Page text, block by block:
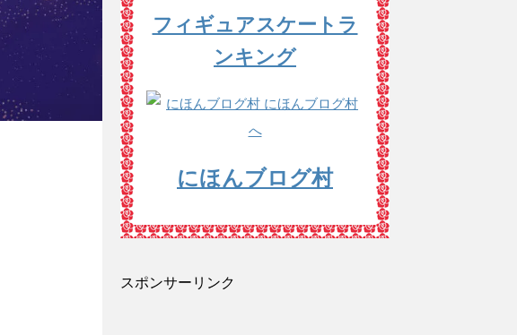
フィギュアスケートラ
ンキング
にほんブログ村
スポンサーリンク